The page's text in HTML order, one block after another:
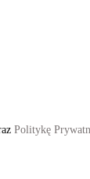
Politykę